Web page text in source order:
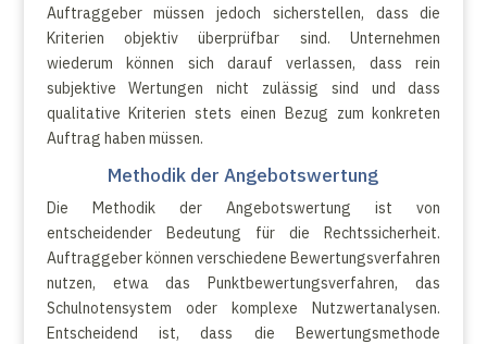
Auftraggeber müssen jedoch sicherstellen, dass die
Kriterien objektiv überprüfbar sind. Unternehmen
wiederum können sich darauf verlassen, dass rein
subjektive Wertungen nicht zulässig sind und dass
qualitative Kriterien stets einen Bezug zum konkreten
Auftrag haben müssen.
Methodik der Angebotswertung
Die Methodik der Angebotswertung ist von
entscheidender Bedeutung für die Rechtssicherheit.
Auftraggeber können verschiedene Bewertungsverfahren
nutzen, etwa das Punktbewertungsverfahren, das
Schulnotensystem oder komplexe Nutzwertanalysen.
Entscheidend ist, dass die Bewertungsmethode